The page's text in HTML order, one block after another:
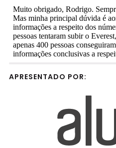
APRESENTADO POR: